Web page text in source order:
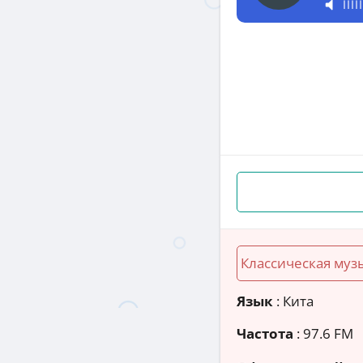
Классическая
Язык : Кита
Частота : 97.6 FM